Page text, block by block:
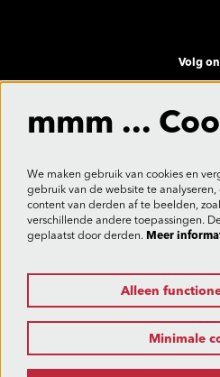
Volg
Deze site wordt beschermd door reCAPTCHA, dataverwerking gebeurt
mmm ...
We maken gebruik van cookies en
gebruik van de website te
content van derden af te beelden,
verschillende andere toepassingen.
geplaatst door derden. Meer
Alleen
Minimale